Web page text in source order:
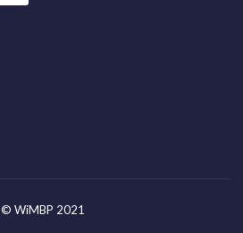
© WiMBP 2021